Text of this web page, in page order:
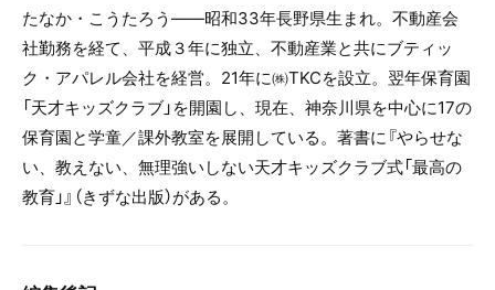
たなか・こうたろう――昭和33年長野県生まれ。不動産会
社勤務を経て、平成３年に独立、不動産業と共にブティッ
ク・アパレル会社を経営。21年に㈱TKCを設立。翌年保育園
「天才キッズクラブ」を開園し、現在、神奈川県を中心に17の
保育園と学童／課外教室を展開している。著書に『やらせな
い、教えない、無理強いしない天才キッズクラブ式「最高の
教育」』（きずな出版）がある。